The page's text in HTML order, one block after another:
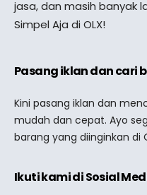
jasa, dan masih banyak
Simpel Aja di OLX!
Pasang iklan dan cari
Kini pasang iklan dan
mudah dan cepat. Ayo
barang yang diinginkan di
Ikuti kami di Sosial